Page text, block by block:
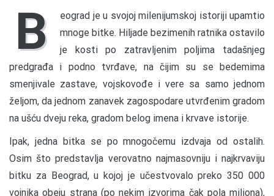
B
eograd je u svojoj milenijumskoj istoriji upamtio
mnoge bitke. Hiljade bezimenih ratnika ostavilo
je kosti po zatravljenim poljima tadašnjeg
predgrađa i podno tvrđave, na čijim su se bedemima
smenjivale zastave, vojskovođe i vere sa samo jednom
željom, da jednom zanavek zagospodare utvrđenim gradom
na ušću dveju reka, gradom belog imena i krvave istorije.
Ipak, jedna bitka se po mnogočemu izdvaja od ostalih.
Osim što predstavlja verovatno najmasovniju i najkrvaviju
bitku za Beograd, u kojoj je učestvovalo preko 350 000
vojnika obeju strana (po nekim izvorima čak pola miliona),